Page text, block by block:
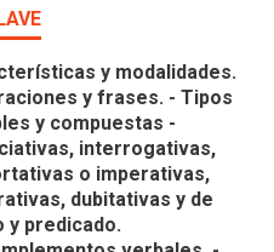
y modalidades.
y frases. - Tipos
y compuestas -
interrogativas,
o imperativas,
dubitativas y de
y predicado.